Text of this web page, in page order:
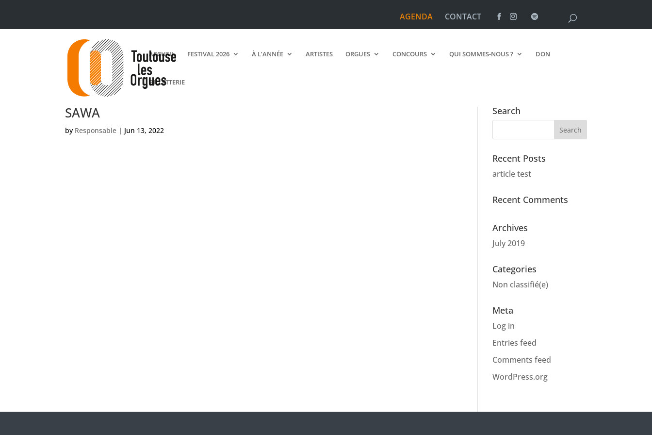
AGENDA CONTACT
ACCUEIL FESTIVAL 2026 À L’ANNÉE ARTISTES ORGUES CONCOURS QUI SOMMES-NOUS ? DON
BILLETTERIE
SAWA
by Responsable | Jun 13, 2022
Search
Recent Posts
article test
Recent Comments
Archives
July 2019
Categories
Non classifié(e)
Meta
Log in
Entries feed
Comments feed
WordPress.org